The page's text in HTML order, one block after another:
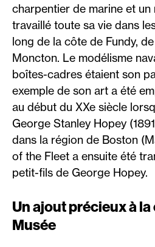
charpentier de marine et
travaillé toute sa vie dans
long de la côte de Fundy,
Moncton. Le modélisme
boîtes-cadres étaient son
exemple de son art a été
au début du XXe siècle
George Stanley Hopey
dans la région de Boston
of the Fleet a ensuite été
petit-fils de George Hopey.
Un ajout précieux à
Musée